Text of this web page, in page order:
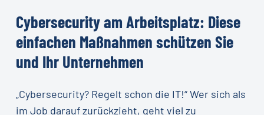
Cybersecurityam Arbeitsplatz: Diese
einfachen Maßnahmen schützen Sie
und Ihr Unternehmen
„Cybersecurity? Regelt schon die IT!“ Wer sich als
im Job darauf zurückzieht, geht viel zu